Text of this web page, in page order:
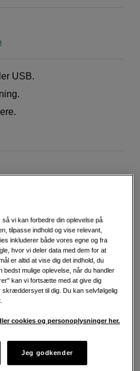
USB.
kr.
vi kan forbedre din oplevelse på
tilpasse indhold og vise relevant,
inkluderer både vores egne og fra
hvor vi deler data med dem for at
er altid at vise dig det indhold, du
mulige oplevelse, når du handler
kan vi fortsætte med at give dig
skræddersyet til dig. Du kan selvfølgelig
cookies og personoplysninger her.
Jeg godkender